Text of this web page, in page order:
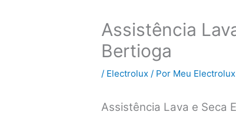
Assistência
Bertioga
/ Electrolux / Por Meu Electrolux
Assistência Lava e Seca